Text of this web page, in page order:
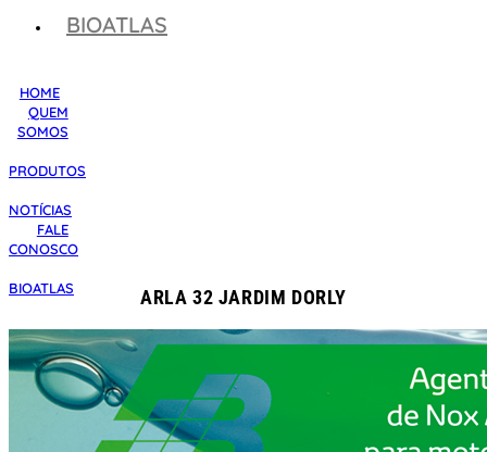
BIOATLAS
HOME
QUEM
SOMOS
PRODUTOS
NOTÍCIAS
FALE
CONOSCO
BIOATLAS ARLA 32 JARDIM DORLY